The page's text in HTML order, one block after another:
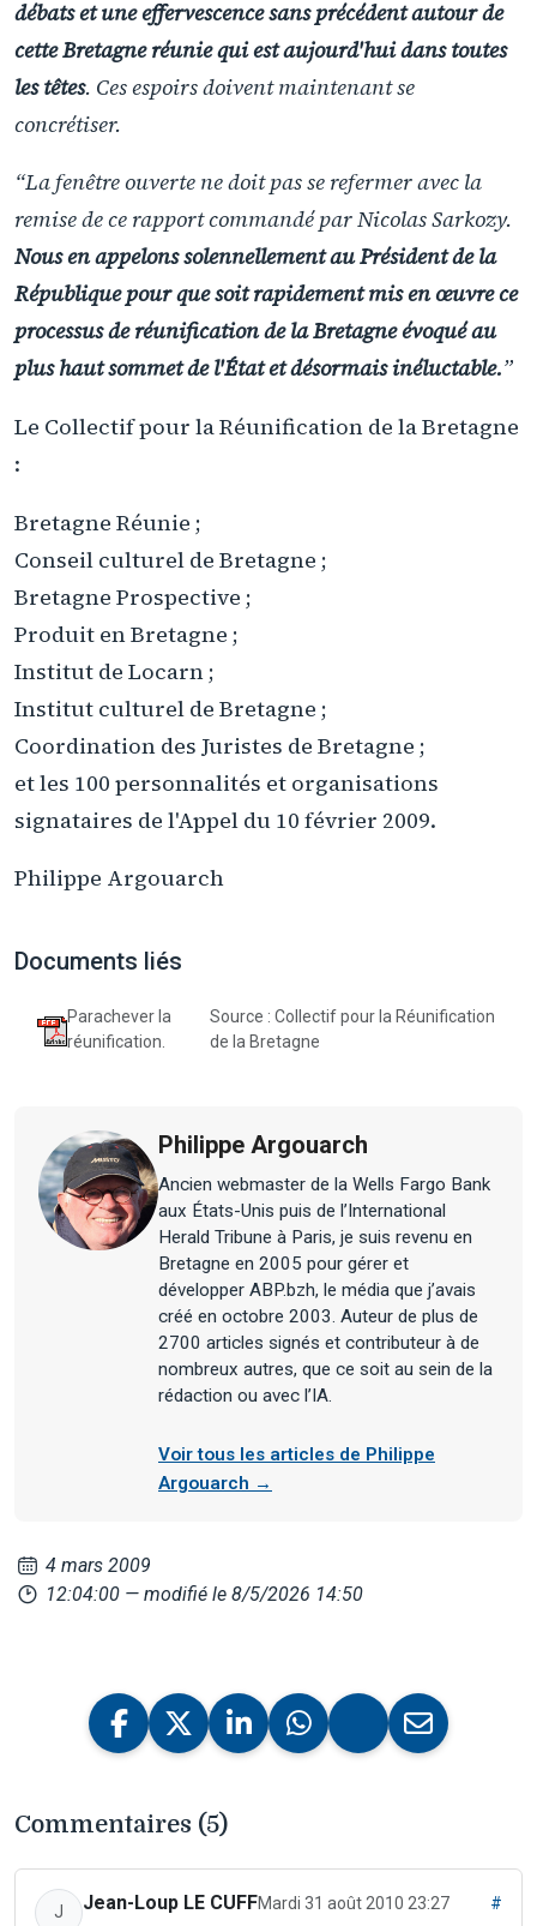
débats et une effervescence sans précédent autour de
cette Bretagne réunie qui est aujourd'hui dans toutes
les têtes. Ces espoirs doivent maintenant se
concrétiser.
“La fenêtre ouverte ne doit pas se refermer avec la
remise de ce rapport commandé par Nicolas Sarkozy.
Nous en appelons solennellement au Président de la
République pour que soit rapidement mis en œuvre ce
processus de réunification de la Bretagne évoqué au
plus haut sommet de l'État et désormais inéluctable.”
Le Collectif pour la Réunification de la Bretagne
:
Bretagne Réunie ;
Conseil culturel de Bretagne ;
Bretagne Prospective ;
Produit en Bretagne ;
Institut de Locarn ;
Institut culturel de Bretagne ;
Coordination des Juristes de Bretagne ;
et les 100 personnalités et organisations
signataires de l'Appel du 10 février 2009.
Philippe Argouarch
Documents liés
Parachever la
réunification.
Source : Collectif pour la Réunification
de la Bretagne
Philippe Argouarch
Ancien webmaster de la Wells Fargo Bank
aux États-Unis puis de l’International
Herald Tribune à Paris, je suis revenu en
Bretagne en 2005 pour gérer et
développer ABP.bzh, le média que j’avais
créé en octobre 2003. Auteur de plus de
2700 articles signés et contributeur à de
nombreux autres, que ce soit au sein de la
rédaction ou avec l’IA.
Voir tous les articles de Philippe
Argouarch →
4 mars 2009
12:04:00 — modifié le 8/5/2026 14:50
Commentaires (5)
J Jean-Loup LE CUFFMardi 31 août 2010 23:27 #